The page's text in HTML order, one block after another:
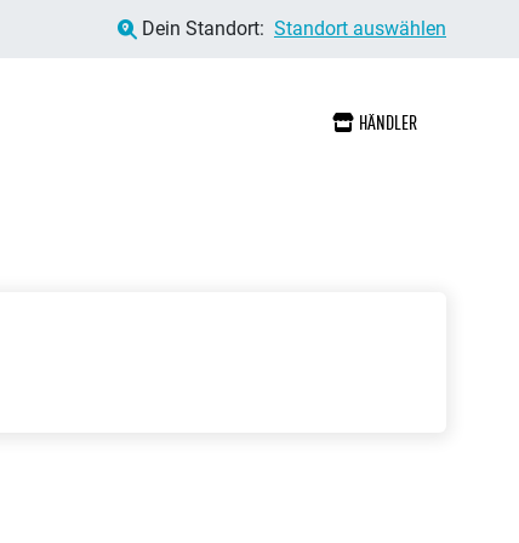
Dein Standort: Standort auswählen
HÄNDLER